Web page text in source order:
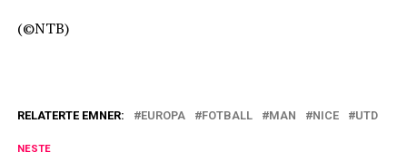
(©NTB)
RELATERTE EMNER: EUROPA FOTBALL MAN NICE UTD
NESTE